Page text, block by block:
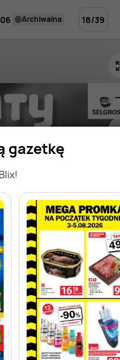
gazetkę
archiwalna 18/39